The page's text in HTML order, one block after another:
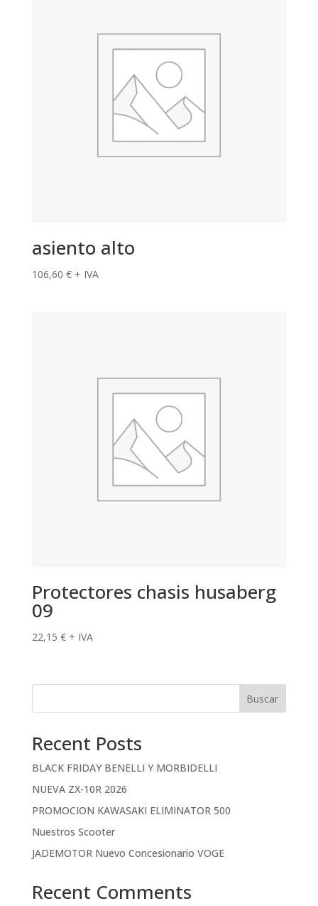
asiento alto
106,60 € + IVA
Protectores chasis husaberg
09
22,15 € + IVA
Buscar
Recent Posts
BLACK FRIDAY BENELLI Y MORBIDELLI
NUEVA ZX-10R 2026
PROMOCION KAWASAKI ELIMINATOR 500
Nuestros Scooter
JADEMOTOR Nuevo Concesionario VOGE
Recent Comments